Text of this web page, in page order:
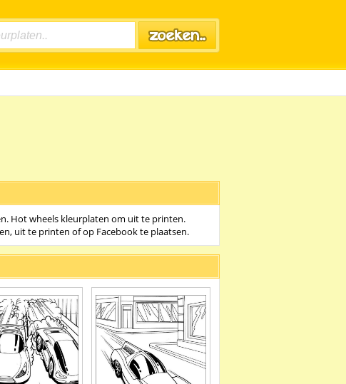
Hot wheels kleurplaten om uit te printen.
uit te printen of op Facebook te plaatsen.